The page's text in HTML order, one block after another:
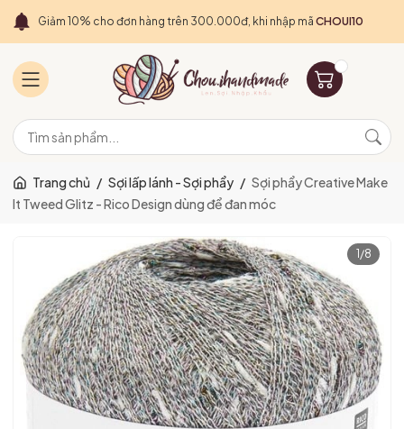
Giảm 10% cho đơn hàng trên 300.000đ, khi nhập mã CHOUI10
Trang chủ / Sợi lấp lánh - Sợi phẩy / Sợi phẩy Creative Make
It Tweed Glitz - Rico Design dùng để đan móc
1 /8